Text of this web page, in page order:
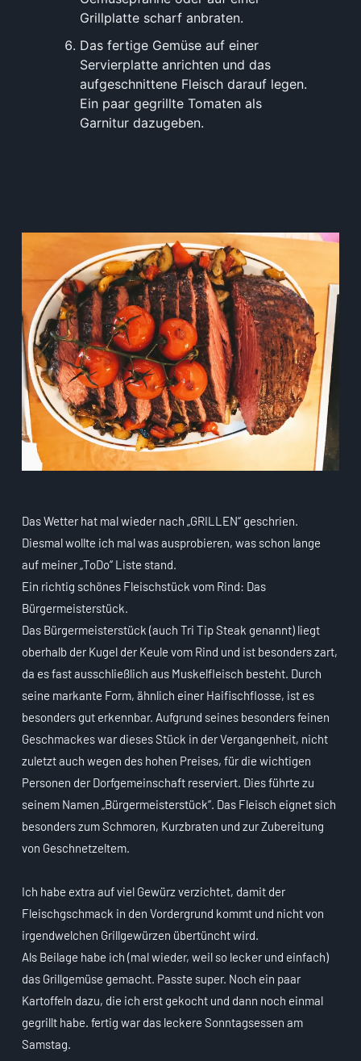
Grillplatte scharf anbraten.
Das fertige Gemüse auf einer
Servierplatte anrichten und das
aufgeschnittene Fleisch darauf legen.
Ein paar gegrillte Tomaten als
Garnitur dazugeben.
Das Wetter hat mal wieder nach „GRILLEN“ geschrien.
Diesmal wollte ich mal was ausprobieren, was schon lange
auf meiner „ToDo“ Liste stand.
Ein richtig schönes Fleischstück vom Rind: Das
Bürgermeisterstück.
Das Bürgermeisterstück (auch Tri Tip Steak genannt) liegt
oberhalb der Kugel der Keule vom Rind und ist besonders zart,
da es fast ausschließlich aus Muskelfleisch besteht. Durch
seine markante Form, ähnlich einer Haifischflosse, ist es
besonders gut erkennbar. Aufgrund seines besonders feinen
Geschmackes war dieses Stück in der Vergangenheit, nicht
zuletzt auch wegen des hohen Preises, für die wichtigen
Personen der Dorfgemeinschaft reserviert. Dies führte zu
seinem Namen „Bürgermeisterstück“. Das Fleisch eignet sich
besonders zum Schmoren, Kurzbraten und zur Zubereitung
von Geschnetzeltem.
Ich habe extra auf viel Gewürz verzichtet, damit der
Fleischgschmack in den Vordergrund kommt und nicht von
irgendwelchen Grillgewürzen übertüncht wird.
Als Beilage habe ich (mal wieder, weil so lecker und einfach)
das Grillgemüse gemacht. Passte super. Noch ein paar
Kartoffeln dazu, die ich erst gekocht und dann noch einmal
gegrillt habe. fertig war das leckere Sonntagsessen am
Samstag.